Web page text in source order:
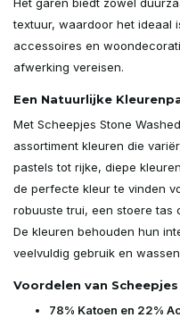
Het garen biedt zowel
textuur, waardoor het ideaal
accessoires en
afwerking vereisen.
Een Natuurlijke
Met Scheepjes Stone
assortiment kleuren die
pastels tot rijke, diepe
de perfecte kleur te vinden
robuuste trui, een stoere tas
De kleuren behouden hun
veelvuldig gebruik en
Voordelen van
78% Katoen en 22%